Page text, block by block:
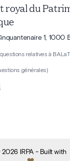
royal du
1, 1000
relatives à
générales)
2026 IRPA- Built with